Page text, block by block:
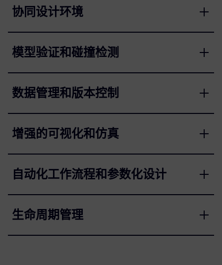
协同设计环境
模型验证和碰撞检测
数据管理和版本控制
增强的可视化和仿真
自动化工作流程和参数化设计
生命周期管理